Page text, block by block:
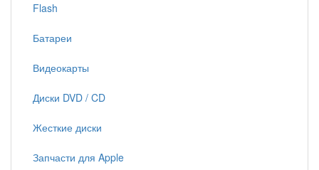
Flash
Батареи
Видеокарты
Диски DVD / CD
Жесткие диски
Запчасти для Apple